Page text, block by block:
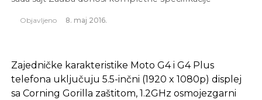
Objavljeno 8. maj 2016.
Zajedničke karakteristike Moto G4 i G4 Plus
telefona uključuju 5.5-inčni (1920 x 1080p) displej
sa Corning Gorilla zaštitom, 1.2GHz osmojezgarni